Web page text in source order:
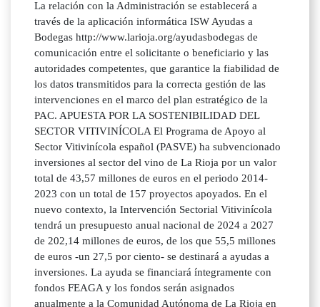
La relación con la Administración se establecerá a
través de la aplicación informática ISW Ayudas a
Bodegas http://www.larioja.org/ayudasbodegas de
comunicación entre el solicitante o beneficiario y las
autoridades competentes, que garantice la fiabilidad de
los datos transmitidos para la correcta gestión de las
intervenciones en el marco del plan estratégico de la
PAC. APUESTA POR LA SOSTENIBILIDAD DEL
SECTOR VITIVINÍCOLA El Programa de Apoyo al
Sector Vitivinícola español (PASVE) ha subvencionado
inversiones al sector del vino de La Rioja por un valor
total de 43,57 millones de euros en el periodo 2014-
2023 con un total de 157 proyectos apoyados. En el
nuevo contexto, la Intervención Sectorial Vitivinícola
tendrá un presupuesto anual nacional de 2024 a 2027
de 202,14 millones de euros, de los que 55,5 millones
de euros -un 27,5 por ciento- se destinará a ayudas a
inversiones. La ayuda se financiará íntegramente con
fondos FEAGA y los fondos serán asignados
anualmente a la Comunidad Autónoma de La Rioja en